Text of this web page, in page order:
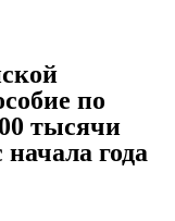
по
тысячи
года